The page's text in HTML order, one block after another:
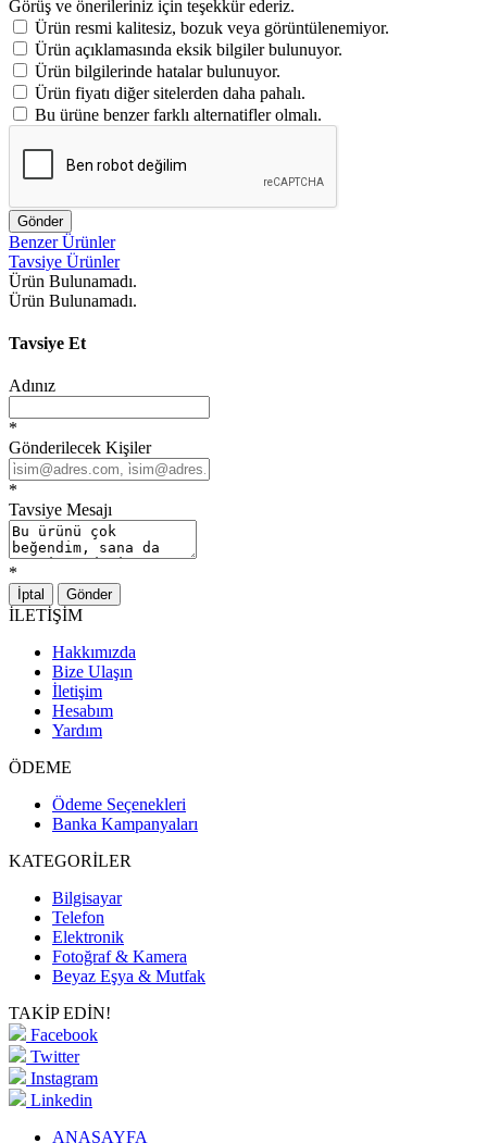
Görüş ve önerileriniz için teşekkür ederiz.
Ürün resmi kalitesiz, bozuk veya görüntülenemiyor.
Ürün açıklamasında eksik bilgiler bulunuyor.
Ürün bilgilerinde hatalar bulunuyor.
Ürün fiyatı diğer sitelerden daha pahalı.
Bu ürüne benzer farklı alternatifler olmalı.
Gönder
Benzer Ürünler
Tavsiye Ürünler
Ürün Bulunamadı.
Ürün Bulunamadı.
Tavsiye Et
Adınız
*
Gönderilecek Kişiler
*
Tavsiye Mesajı
*
İptal Gönder
İLETİŞİM
Hakkımızda
Bize Ulaşın
İletişim
Hesabım
Yardım
ÖDEME
Ödeme Seçenekleri
Banka Kampanyaları
KATEGORİLER
Bilgisayar
Telefon
Elektronik
Fotoğraf & Kamera
Beyaz Eşya & Mutfak
TAKİP EDİN!
Facebook
Twitter
Instagram
Linkedin
ANASAYFA